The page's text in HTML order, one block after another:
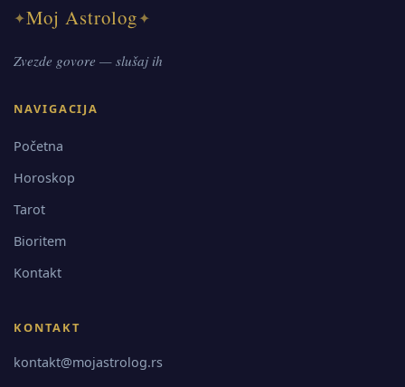
✦Moj Astrolog✦
Zvezde govore — slušaj ih
NAVIGACIJA
Početna
Horoskop
Tarot
Bioritem
Kontakt
KONTAKT
kontakt@mojastrolog.rs